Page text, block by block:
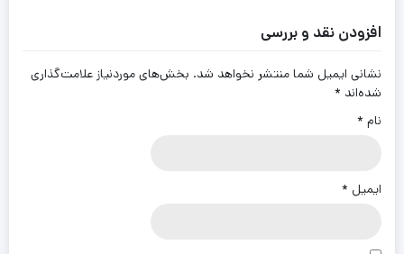
افزودن نقد و بررسی
نشانی ایمیل شما منتشر نخواهد شد. بخش‌های موردنیاز علامت‌گذاری
شده‌اند *
نام *
ایمیل *